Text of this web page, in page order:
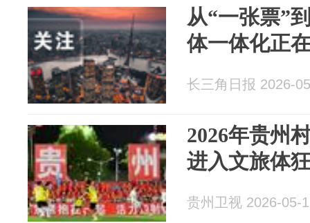
从“一张票”
体一体化正
长三角日报 2026-
2026年贵州
进入文旅体
贵州卫视 2026-05-